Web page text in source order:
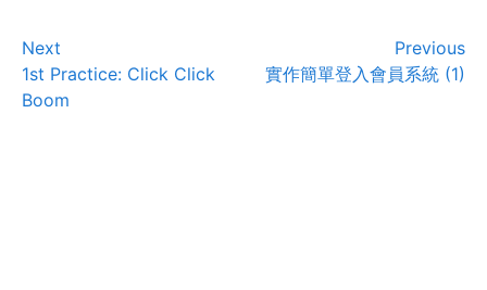
Next
1st Practice: Click Click
Boom
Previous
實作簡單登入會員系統 (1)